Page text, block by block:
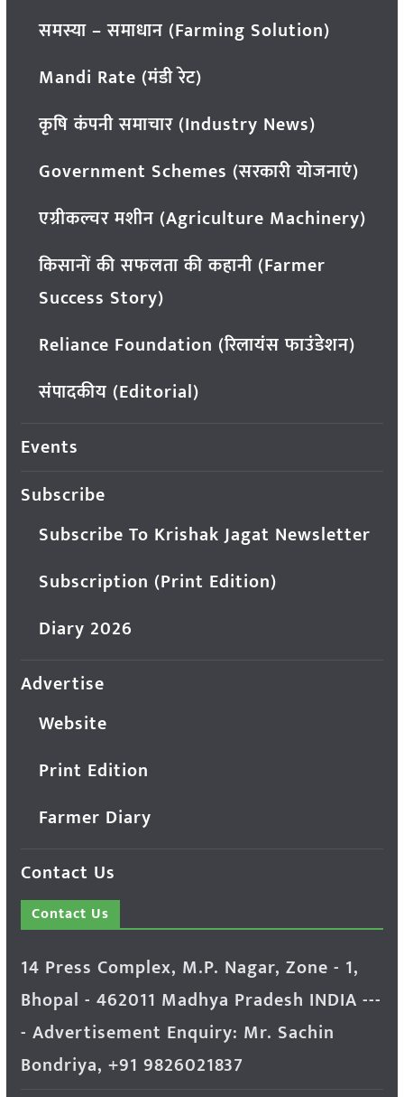
समस्या – समाधान (Farming Solution)
Mandi Rate (मंडी रेट)
कृषि कंपनी समाचार (Industry News)
Government Schemes (सरकारी योजनाएं)
एग्रीकल्चर मशीन (Agriculture Machinery)
किसानों की सफलता की कहानी (Farmer
Success Story)
Reliance Foundation (रिलायंस फाउंडेशन)
संपादकीय (Editorial)
Events
Subscribe
Subscribe To Krishak Jagat Newsletter
Subscription (Print Edition)
Diary 2026
Advertise
Website
Print Edition
Farmer Diary
Contact Us
Contact Us
14 Press Complex, M.P. Nagar, Zone - 1,
Bhopal - 462011 Madhya Pradesh INDIA ---
- Advertisement Enquiry: Mr. Sachin
Bondriya, +91 9826021837